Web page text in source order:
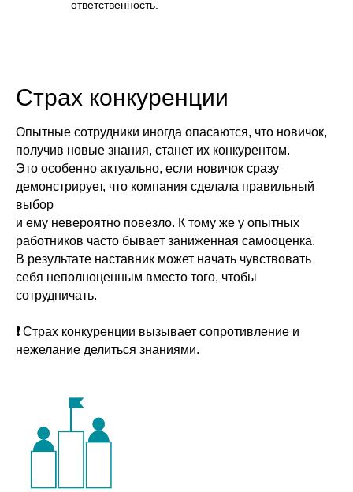
ответственность.
Страх конкуренции
Опытные сотрудники иногда опасаются, что новичок,
получив новые знания, станет их конкурентом.
Это особенно актуально, если новичок сразу
демонстрирует, что компания сделала правильный
выбор
и ему невероятно повезло. К тому же у опытных
работников часто бывает заниженная самооценка.
В результате наставник может начать чувствовать
себя неполноценным вместо того, чтобы
сотрудничать.
❗Страх конкуренции вызывает сопротивление и
нежелание делиться знаниями.